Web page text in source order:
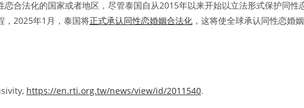
合法化的国家或者地区，尽管泰国自从2015年以来开始以立法形式保护同性
，2025年1月，泰国将正式承认同性恋婚姻合法化 ，这将使全球承认同性恋婚姻
https://en.rti.org.tw/news/view/id/2011540.